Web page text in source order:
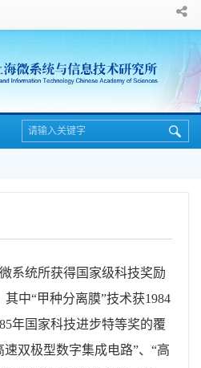
系统所获得国家级科技奖励
中“甲种分离膜”技术获1984
年国家科技进步特等奖的覆
双极型数字集成电路”、“高